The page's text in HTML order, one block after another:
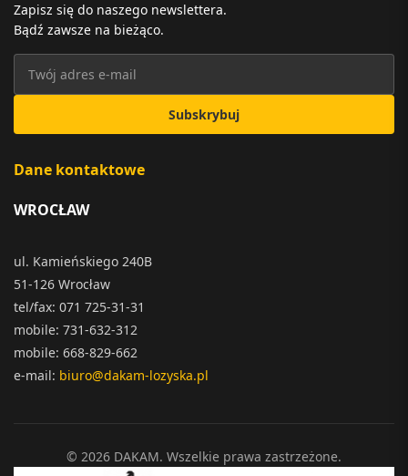
Zapisz się do naszego newslettera.
Bądź zawsze na bieżąco.
Subskrybuj
Dane kontaktowe
WROCŁAW
ul. Kamieńskiego 240B
51-126 Wrocław
tel/fax: 071 725-31-31
mobile: 731-632-312
mobile: 668-829-662
e-mail: biuro@dakam-lozyska.pl
© 2026 DAKAM. Wszelkie prawa zastrzeżone.